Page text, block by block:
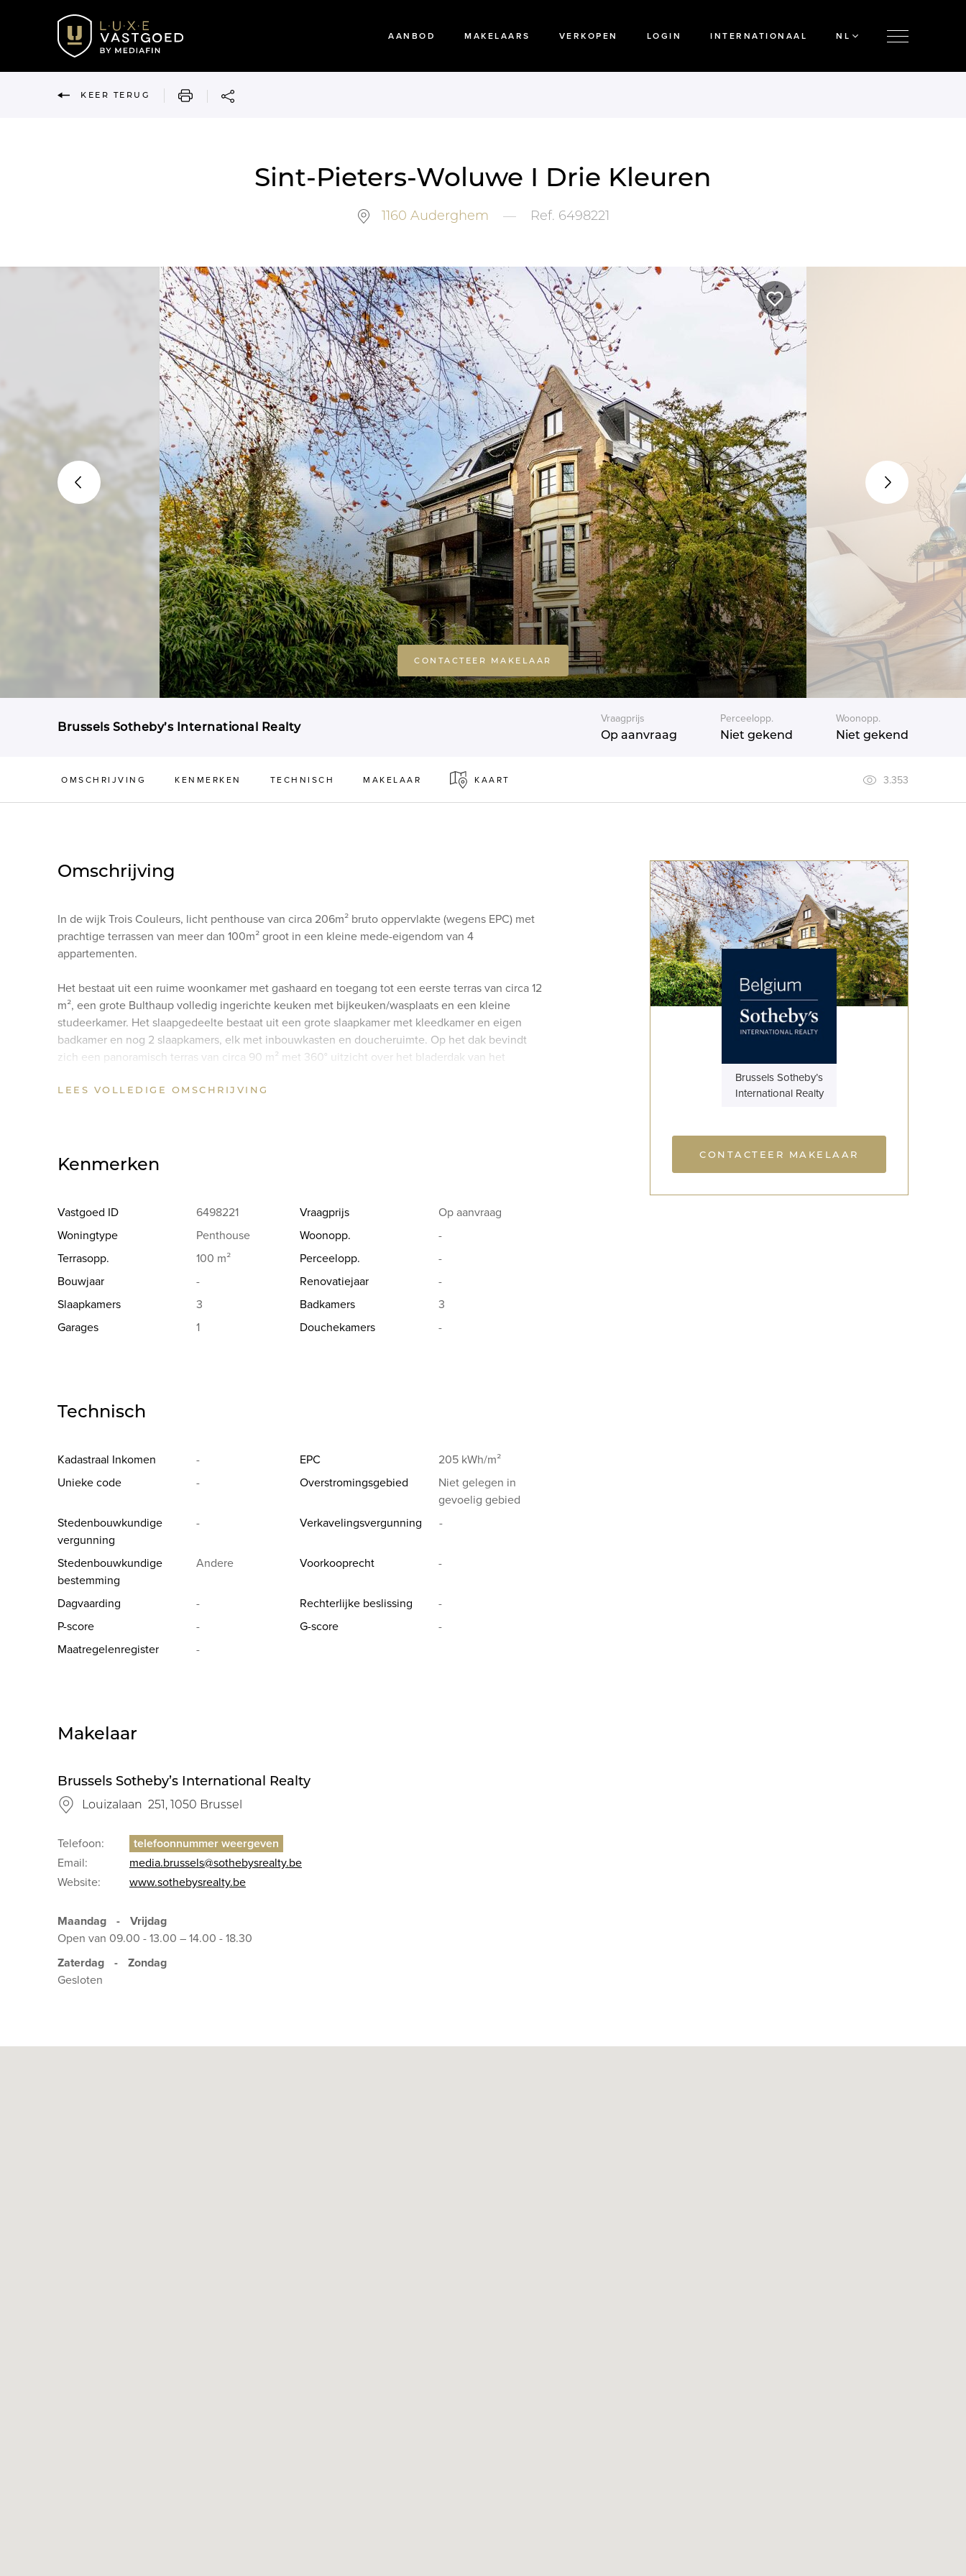
AANBOD MAKELAARS VERKOPEN LOGIN INTERNATIONAAL NL
KEER TERUG AFDRUKKEN
Sint-Pieters-Woluwe I Drie Kleuren
1160 Auderghem — Ref. 6498221
CONTACTEER MAKELAAR
Brussels Sotheby’s International Realty
Vraagprijs
Op aanvraag
Perceelopp.
Niet gekend
Woonopp.
Niet gekend
OMSCHRIJVING KENMERKEN TECHNISCH MAKELAAR KAART 3.353
Omschrijving
In de wijk Trois Couleurs, licht penthouse van circa 206m² bruto oppervlakte (wegens EPC) met
prachtige terrassen van meer dan 100m² groot in een kleine mede-eigendom van 4
appartementen.
Het bestaat uit een ruime woonkamer met gashaard en toegang tot een eerste terras van circa 12
m², een grote Bulthaup volledig ingerichte keuken met bijkeuken/wasplaats en een kleine
studeerkamer. Het slaapgedeelte bestaat uit een grote slaapkamer met kleedkamer en eigen
badkamer en nog 2 slaapkamers, elk met inbouwkasten en doucheruimte. Op het dak bevindt
zich een panoramisch terras van circa 90 m² met 360° uitzicht over het bladerdak van het
De wijk Trois Couleurs is een zeer aangename gezinswijk. Grenzend aan het Zoniënwoud heeft
Voor meer informatie kunt u contact opnemen met Corinne Thumelaire op +32 (0) 498 237 935.
LEES VOLLEDIGE OMSCHRIJVING
Kenmerken
Vastgoed ID 6498221 Vraagprijs
Op aanvraag
Woningtype
Penthouse Woonopp.
-
Terrasopp.
100 m² Perceelopp.
-
Bouwjaar
- Renovatiejaar
-
Slaapkamers
3 Badkamers
3
Garages
1 Douchekamers -
Technisch
Kadastraal Inkomen - EPC
205 kWh/m²
Unieke code
- Overstromingsgebied
Niet gelegen in
gevoelig gebied
Stedenbouwkundige
vergunning
- Verkavelingsvergunning -
Stedenbouwkundige
bestemming
Andere Voorkooprecht -
Dagvaarding - Rechterlijke beslissing
-
P-score
- G-score
-
Maatregelenregister
-
Makelaar
Brussels Sotheby’s International Realty
Louizalaan 251, 1050 Brussel
Telefoon:
Email:
media.brussels@sothebysrealty.be
Website:
www.sothebysrealty.be
Maandag -
Vrijdag
Open van 09.00 - 13.00 – 14.00 - 18.30
Zaterdag
-
Zondag
Gesloten
Brussels Sotheby’s
International Realty
CONTACTEER MAKELAAR